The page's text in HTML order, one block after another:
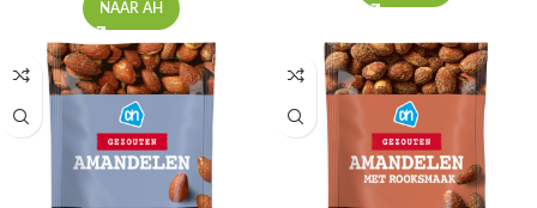
NAAR AH